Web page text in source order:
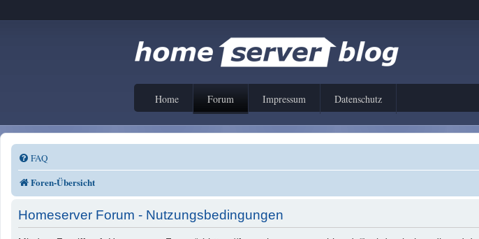
Home Forum Impressum Datenschutz
FAQ
Foren-Übersicht
Homeserver Forum - Nutzungsbedingungen